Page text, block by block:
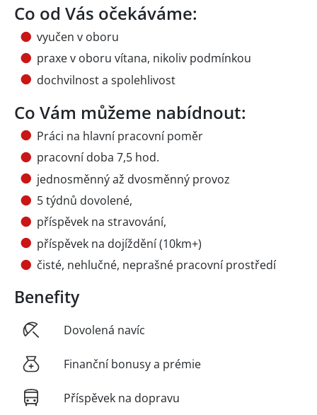
Co od Vás očekáváme:
vyučen v oboru
praxe v oboru vítana, nikoliv podmínkou
dochvilnost a spolehlivost
Co Vám můžeme nabídnout:
Práci na hlavní pracovní poměr
pracovní doba 7,5 hod.
jednosměnný až dvosměnný provoz
5 týdnů dovolené,
příspěvek na stravování,
příspěvek na dojíždění (10km+)
čisté, nehlučné, neprašné pracovní prostředí
Benefity
Dovolená navíc
Finanční bonusy a prémie
Příspěvek na dopravu